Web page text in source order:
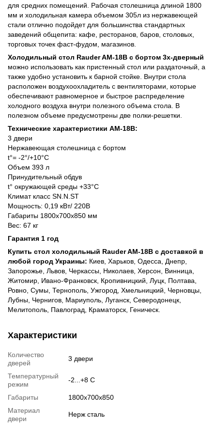
для средних помещений. Рабочая столешница длиной 1800
мм и холодильная камера объемом 305л из нержавеющей
стали отлично подойдет для большинства стандартных
заведений общепита: кафе, ресторанов, баров, столовых,
торговых точек фаст-фудом, магазинов.
Холодильный стол Rauder AM-18B с бортом 3х-дверный
можно использовать как пристенный стол или раздаточный, а
также удобно установить к барной стойке. Внутри стола
расположен воздухоохладитель с вентиляторами, которые
обеспечивают равномерное и быстрое распределение
холодного воздуха внутри полезного объема стола. В
полезном объеме предусмотрены две полки-решетки.
Технические характеристики AM-18B:
3 двери
Нержавеющая столешница с бортом
t°= -2°/+10°C
Объем 393 л
Принудительный обдув
t° окружающей среды +33°С
Климат класс SN.N.ST
Мощность: 0,19 кВт/ 220В
Габариты 1800x700x850 мм
Вес: 67 кг
Гарантия 1 год
Купить стол холодильный Rauder AM-18B с доставкой в
любой город Украины: Киев, Харьков, Одесса, Днепр,
Запорожье, Львов, Черкассы, Николаев, Херсон, Винница,
Житомир, Ивано-Франковск, Кропивницкий, Луцк, Полтава,
Ровно, Сумы, Тернополь, Ужгород, Хмельницкий, Черновцы,
Лубны, Чернигов, Мариуполь, Луганск, Северодонецк,
Мелитополь, Павлоград, Краматорск, Геническ.
Характеристики
Количество
дверей
3 двери
Температурный
режим
-2...+8 С
Габариты
1800х700х850
Материал
двери
Нерж сталь